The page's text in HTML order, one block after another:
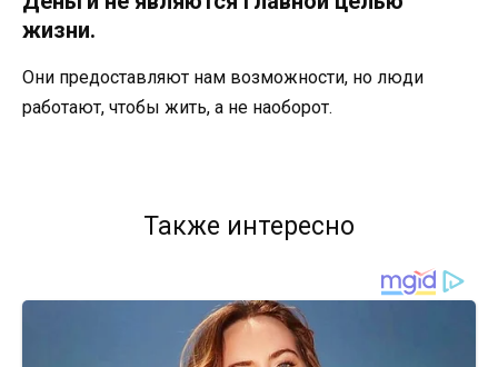
жизни.
Они предоставляют нам возможности, но люди
работают, чтобы жить, а не наоборот.
Также интересно